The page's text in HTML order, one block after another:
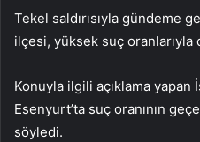
Tekel saldırısıyla gündeme
ilçesi, yüksek suç oranlarıyla
Konuyla ilgili açıklama yapan
Esenyurt’ta suç oranının
söyledi.